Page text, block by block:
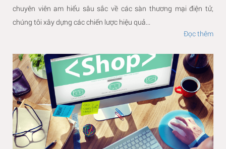
chuyên viên am hiểu sâu sắc về các sàn thương mại điện tử,
chúng tôi xây dựng các chiến lược hiệu quả...
Đọc thêm